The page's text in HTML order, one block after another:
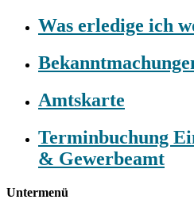
Was erledige ich
Amtskarte
Terminbuchung
& Gewerbeamt
Untermenü